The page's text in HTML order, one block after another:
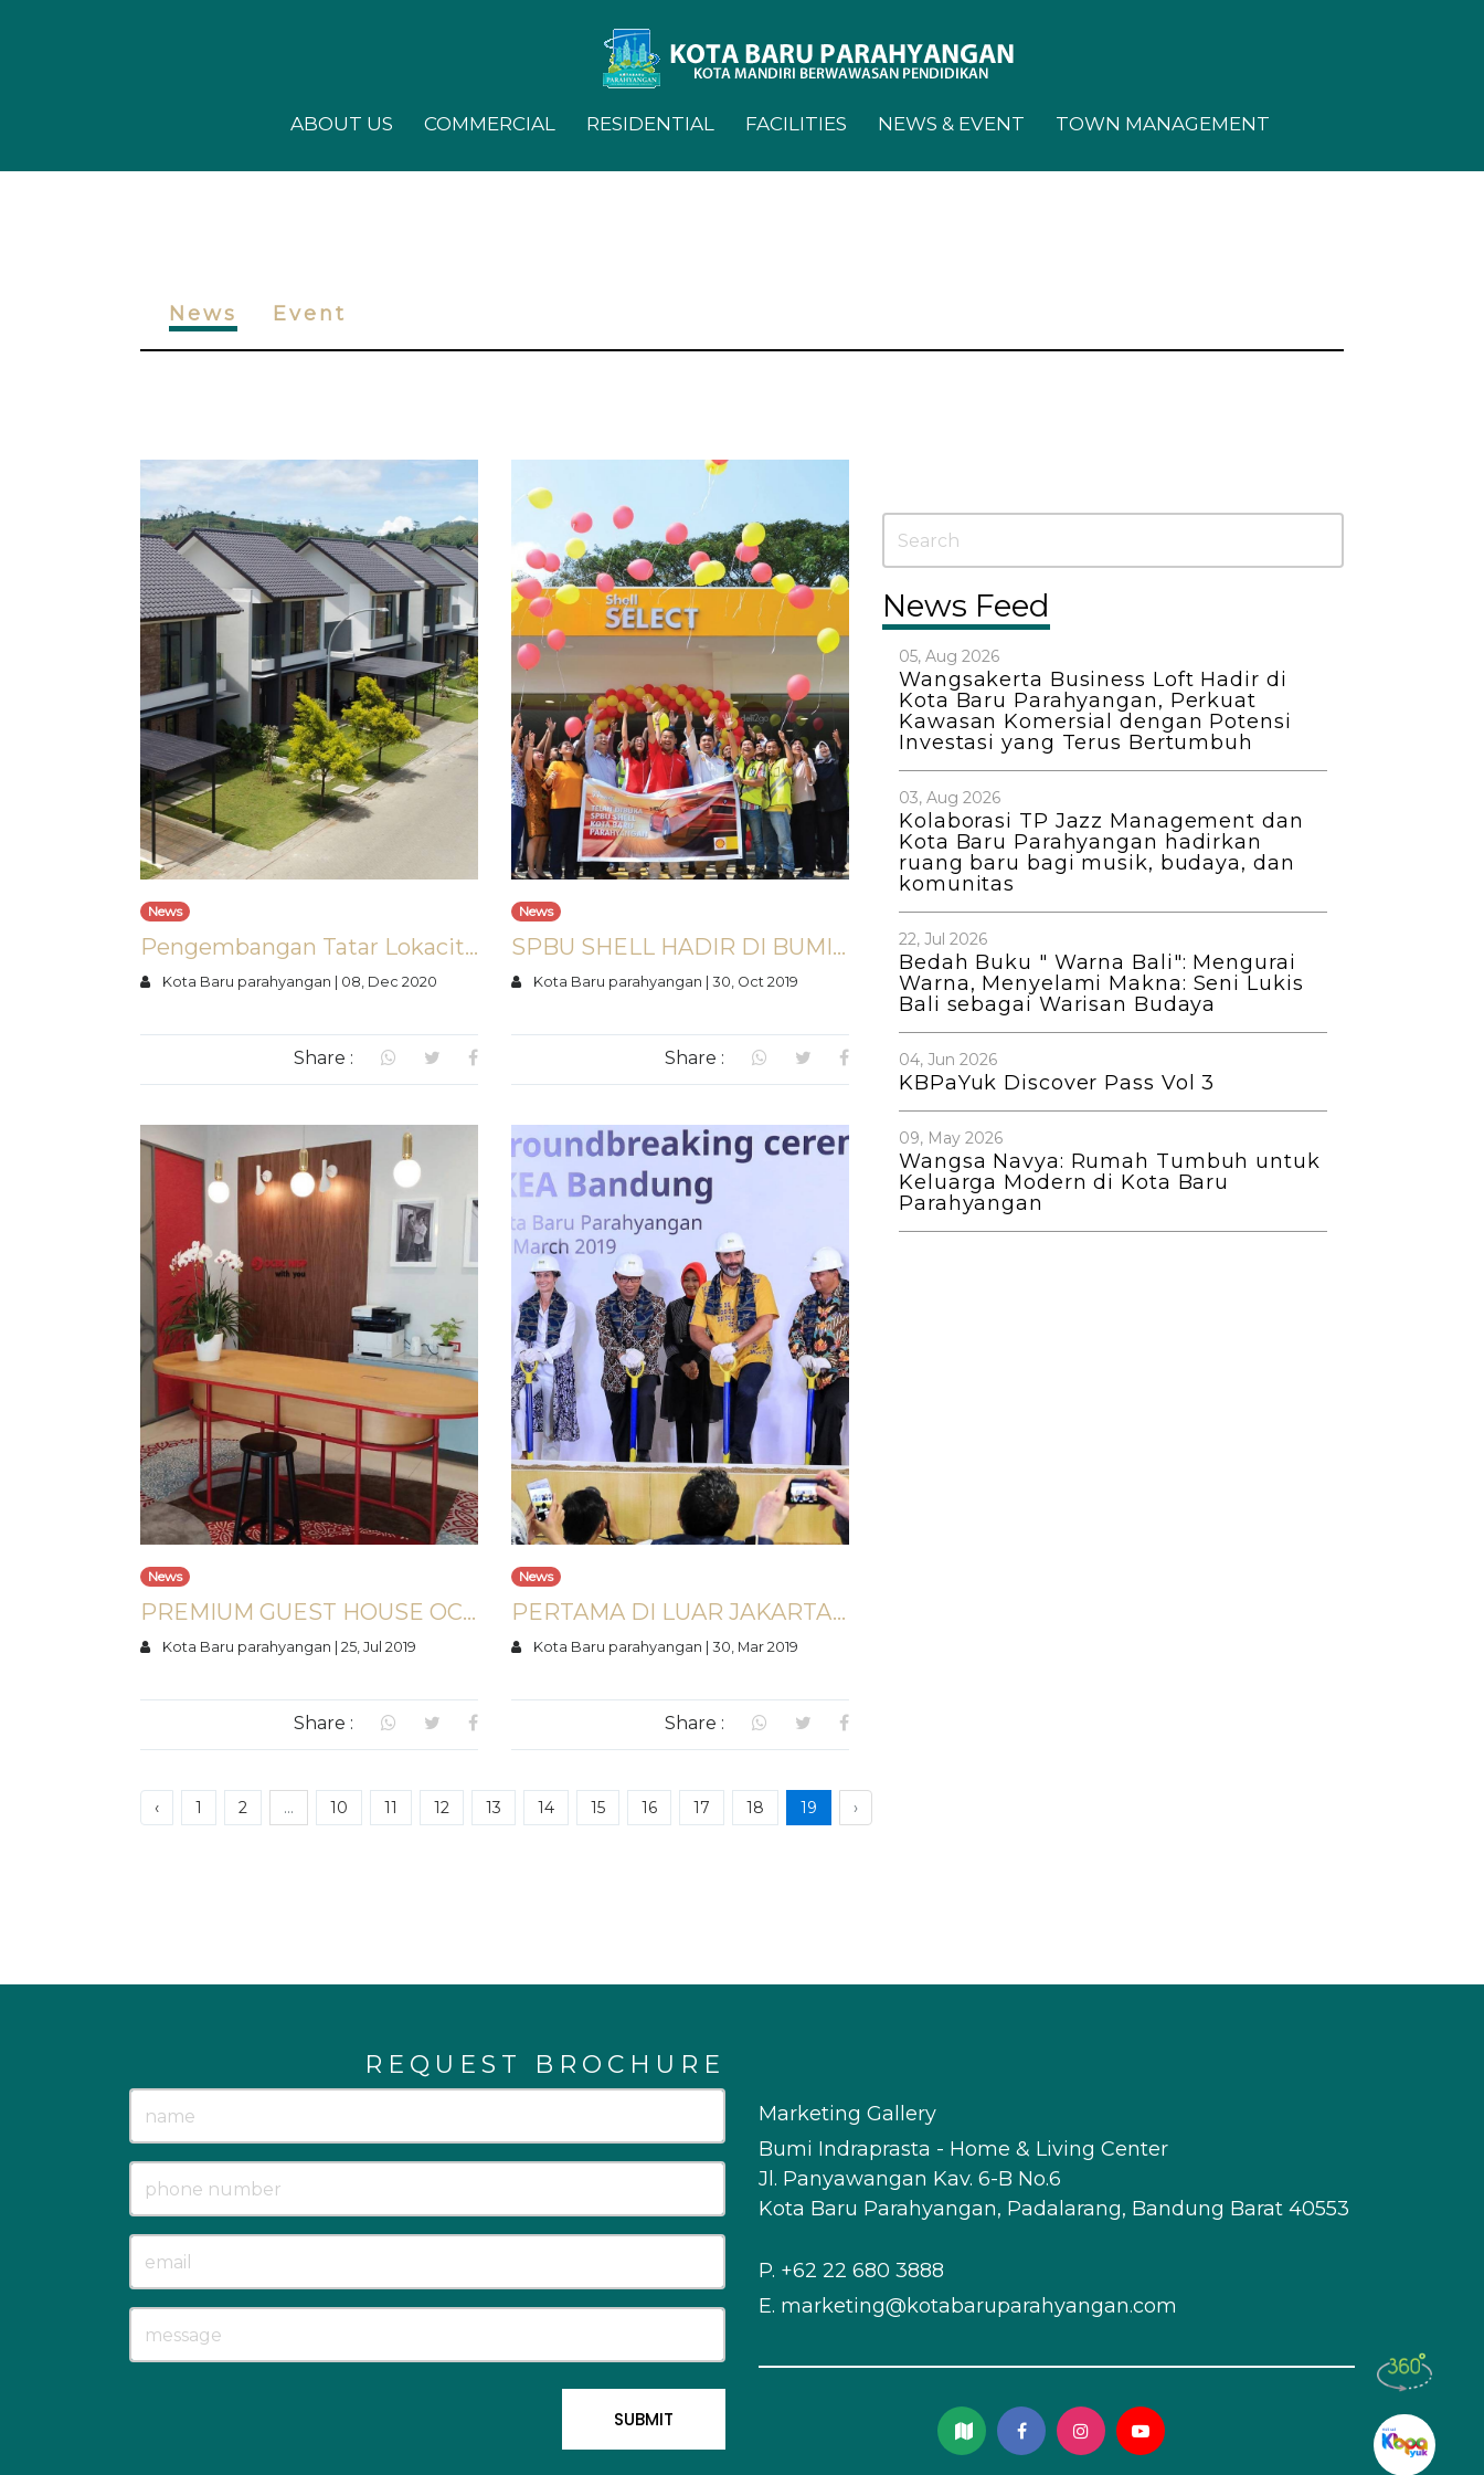
ABOUT US COMMERCIAL RESIDENTIAL FACILITIES NEWS & EVENT TOWN MANAGEMENT
News Event
News
Pengembangan Tatar Lokacitra
Kota Baru parahyangan 08, Dec 2020
Share :
News
SPBU SHELL HADIR DI BUMI INDRAPRASTA
Kota Baru parahyangan 30, Oct 2019
Share :
News
PREMIUM GUEST HOUSE OCBC NISP DI BUMI PARANGGELUNG
Kota Baru parahyangan 25, Jul 2019
Share :
News
PERTAMA DI LUAR JAKARTA, IKEA KOTA BARU PARAHYANGAN
Kota Baru parahyangan 30, Mar 2019
Share :
‹ 1 2 ... 10 11 12 13 14 15 16 17 18 19 ›
News Feed
05, Aug 2026
Wangsakerta Business Loft Hadir di
Kota Baru Parahyangan, Perkuat
Kawasan Komersial dengan Potensi
Investasi yang Terus Bertumbuh
03, Aug 2026
Kolaborasi TP Jazz Management dan
Kota Baru Parahyangan hadirkan
ruang baru bagi musik, budaya, dan
komunitas
22, Jul 2026
Bedah Buku " Warna Bali": Mengurai
Warna, Menyelami Makna: Seni Lukis
Bali sebagai Warisan Budaya
04, Jun 2026
KBPaYuk Discover Pass Vol 3
09, May 2026
Wangsa Navya: Rumah Tumbuh untuk
Keluarga Modern di Kota Baru
Parahyangan
REQUEST BROCHURE
SUBMIT
Marketing Gallery
Bumi Indraprasta - Home & Living Center
Jl. Panyawangan Kav. 6-B No.6
Kota Baru Parahyangan, Padalarang, Bandung Barat 40553
P. +62 22 680 3888
E. marketing@kotabaruparahyangan.com